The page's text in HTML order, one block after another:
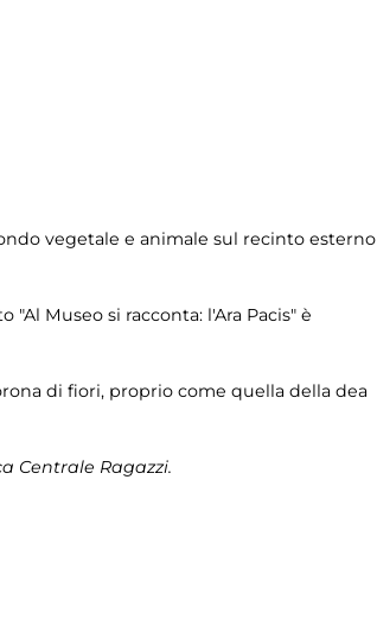
vegetale e animale sul recinto esterno
Museo si racconta: l'Ara Pacis" è
di fiori, proprio come quella della dea
Centrale Ragazzi.